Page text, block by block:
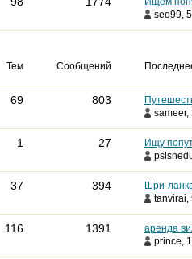
seo99,
Тем Сообщений
69 803
sameer,
1 27
Ищу
37 394
Шри-
tanvirai,
116 1391
аренда
prince,